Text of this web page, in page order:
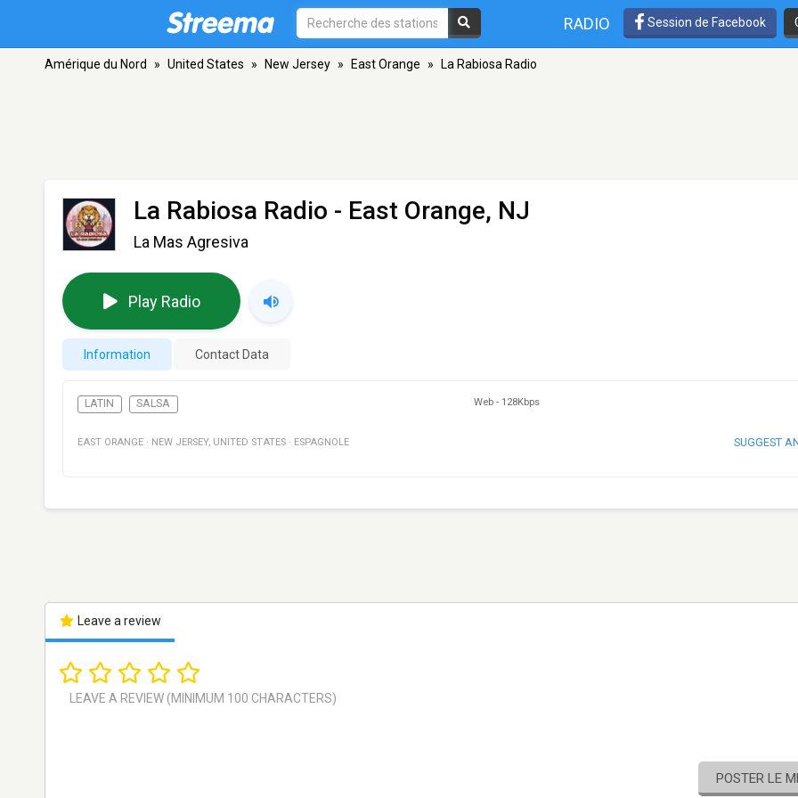
RADIO Session de Facebook
Amérique du Nord » United States » New Jersey » East Orange » La Rabiosa Radio
La Rabiosa Radio - East Orange, NJ
La Mas Agresiva
Play Radio
Information Contact Data
LATIN SALSA Web - 128Kbps
EAST ORANGE · NEW JERSEY, UNITED STATES · ESPAGNOLE SUGGEST
Leave a review
POSTER LE